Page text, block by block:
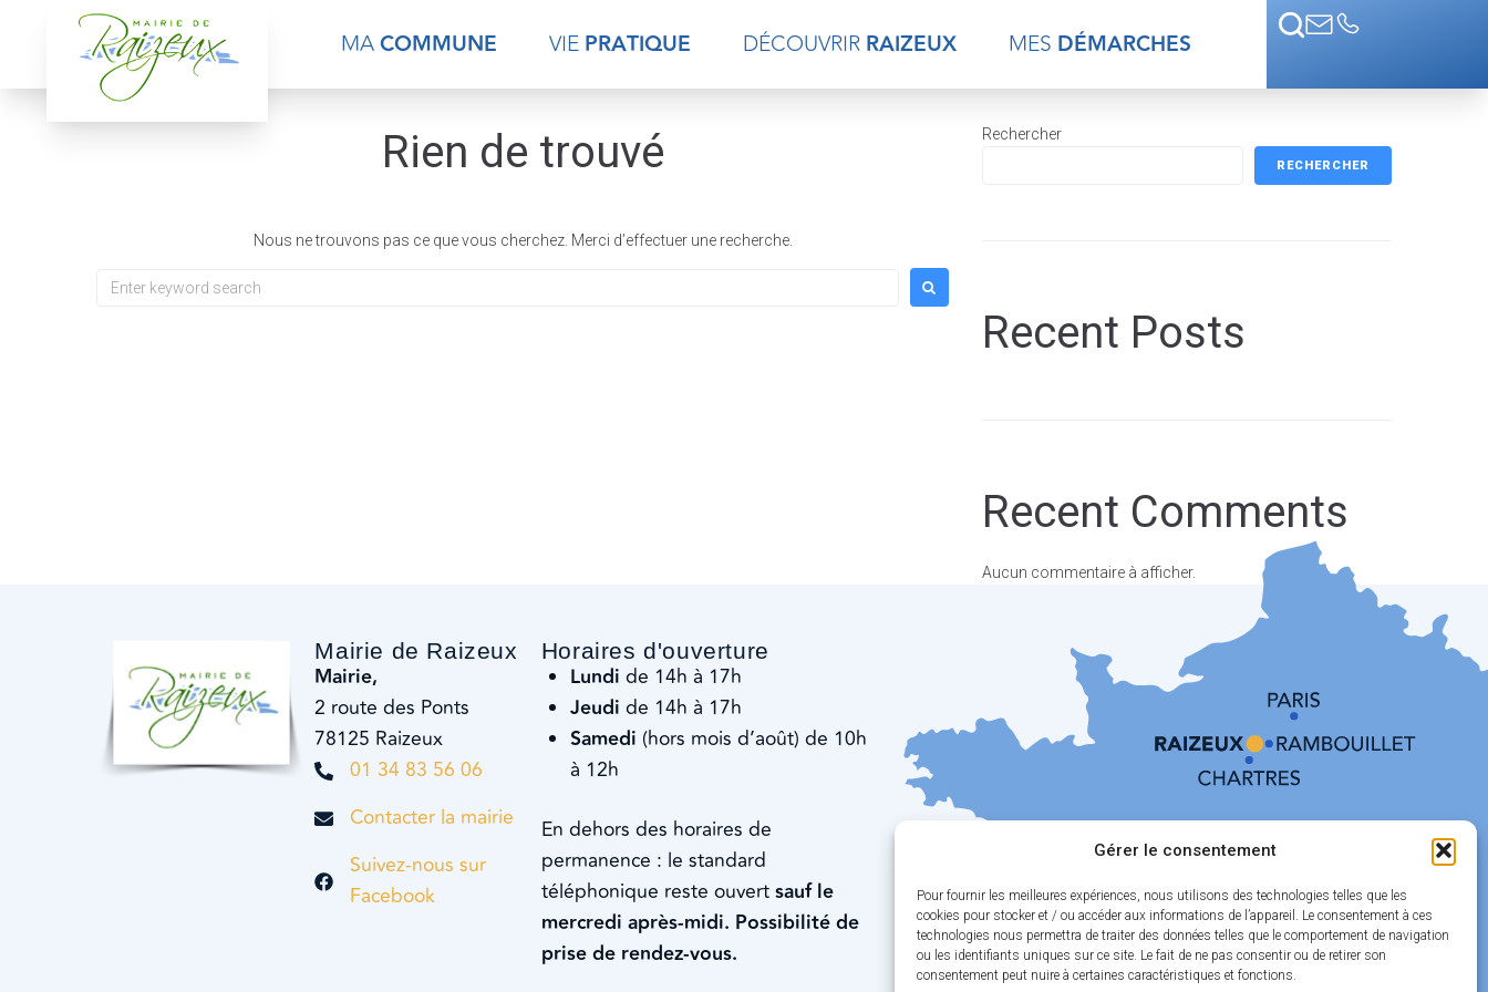
Gérer le consentement
Pour fournir les meilleures expériences, nous utilisons des technologies telles que les
cookies pour stocker et / ou accéder aux informations de l’appareil. Le consentement à ces
technologies nous permettra de traiter des données telles que le comportement de navigation
ou les identifiants uniques sur ce site. Le fait de ne pas consentir ou de retirer son
consentement peut nuire à certaines caractéristiques et fonctions.
MACOMMUNE VIE PRATIQUE DÉCOUVRIR RAIZEUX MES DÉMARCHES
Rien de trouvé
Nous ne trouvons pas ce que vous cherchez. Merci d’effectuer une recherche.
Rechercher
RECHERCHER
Recent Posts
Recent Comments
Aucun commentaire à afficher.
Mairie de Raizeux
Mairie,
2 route des Ponts
78125 Raizeux
01 34 83 56 06
Contacter la mairie
Suivez-nous sur
Facebook
Horaires d'ouverture
Lundi de 14h à 17h
Jeudi de 14h à 17h
Samedi (hors mois d’août) de 10h
à 12h
En dehors des horaires de
permanence : le standard
téléphonique reste ouvertsauf le
mercredi après-midi. Possibilité de
prise de rendez-vous.